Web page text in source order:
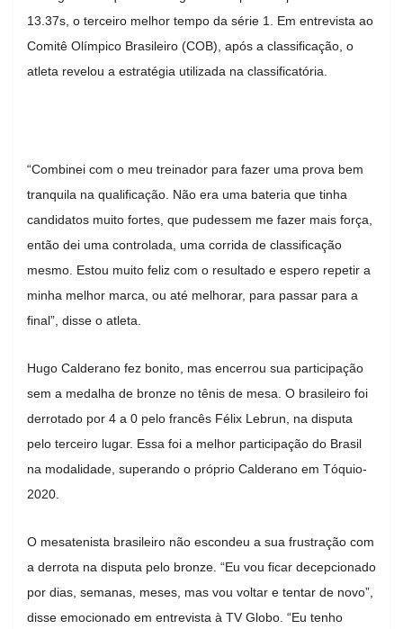
13.37s, o terceiro melhor tempo da série 1. Em entrevista ao
Comitê Olímpico Brasileiro (COB), após a classificação, o
atleta revelou a estratégia utilizada na classificatória.
“Combinei com o meu treinador para fazer uma prova bem
tranquila na qualificação. Não era uma bateria que tinha
candidatos muito fortes, que pudessem me fazer mais força,
então dei uma controlada, uma corrida de classificação
mesmo. Estou muito feliz com o resultado e espero repetir a
minha melhor marca, ou até melhorar, para passar para a
final”, disse o atleta.
Hugo Calderano fez bonito, mas encerrou sua participação
sem a medalha de bronze no tênis de mesa. O brasileiro foi
derrotado por 4 a 0 pelo francês Félix Lebrun, na disputa
pelo terceiro lugar. Essa foi a melhor participação do Brasil
na modalidade, superando o próprio Calderano em Tóquio-
2020.
O mesatenista brasileiro não escondeu a sua frustração com
a derrota na disputa pelo bronze. “Eu vou ficar decepcionado
por dias, semanas, meses, mas vou voltar e tentar de novo”,
disse emocionado em entrevista à TV Globo. “Eu tenho